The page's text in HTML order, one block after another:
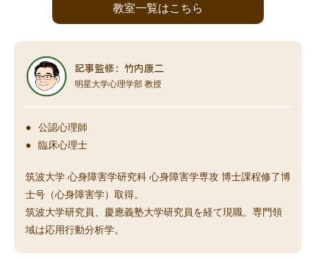
教室一覧はこちら
記事監修: 竹内康二
明星大学心理学部 教授
公認心理師
臨床心理士
筑波大学 心身障害学研究科 心身障害学専攻 博士課程修了博
士号（心身障害学）取得。
筑波大学研究員、慶應義塾大学研究員を経て現職。専門領
域は応用行動分析学。